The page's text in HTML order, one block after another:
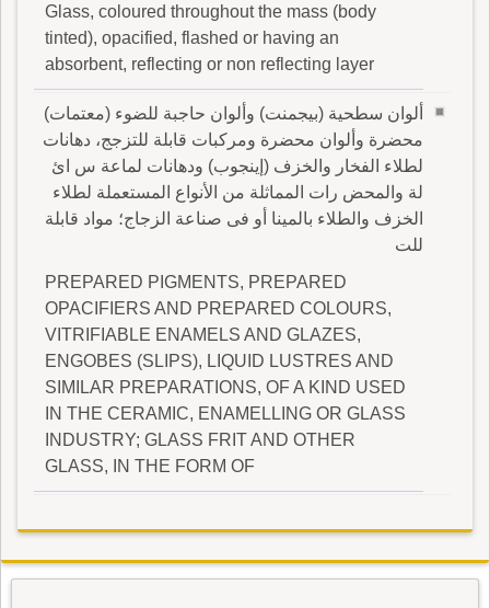
Glass, coloured throughout the mass (body
tinted), opacified, flashed or having an
absorbent, reflecting or non reflecting layer
ألوان سطحية (بيجمنت) وألوان حاجبة للضوء (معتمات)
محضرة وألوان محضرة ومركبات قابلة للتزجج، دهانات
لطلاء الفخار والخزف (إينجوب) ودهانات لماعة س ائ
لة والمحض رات المماثلة من الأنواع المستعملة لطلاء
الخزف والطلاء بالمينا أو فى صناعة الزجاج؛ مواد قابلة
للت
PREPARED PIGMENTS, PREPARED
OPACIFIERS AND PREPARED COLOURS,
VITRIFIABLE ENAMELS AND GLAZES,
ENGOBES (SLIPS), LIQUID LUSTRES AND
SIMILAR PREPARATIONS, OF A KIND USED
IN THE CERAMIC, ENAMELLING OR GLASS
INDUSTRY; GLASS FRIT AND OTHER
GLASS, IN THE FORM OF